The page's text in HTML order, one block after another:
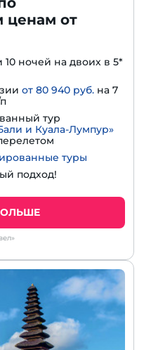
ценам от
ночей на двоих в 5*
от 80 940 руб. на 7
тур
и Куала-Лумпур»
туры
подход!